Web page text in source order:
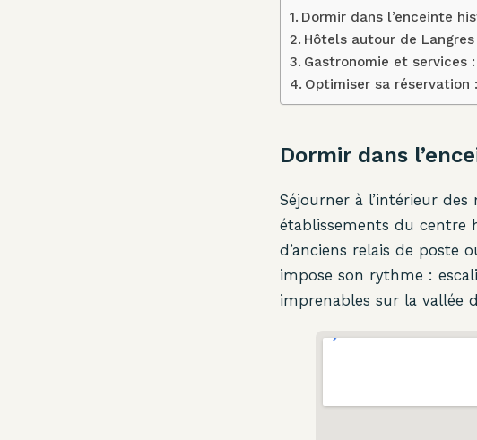
Dormir dans l’enceinte
Hôtels autour de
Gastronomie et
Optimiser sa réservation
Dormir dans
Séjourner à l’intérieur
établissements du centre
d’anciens relais de poste
impose son rythme :
imprenables sur la vallée